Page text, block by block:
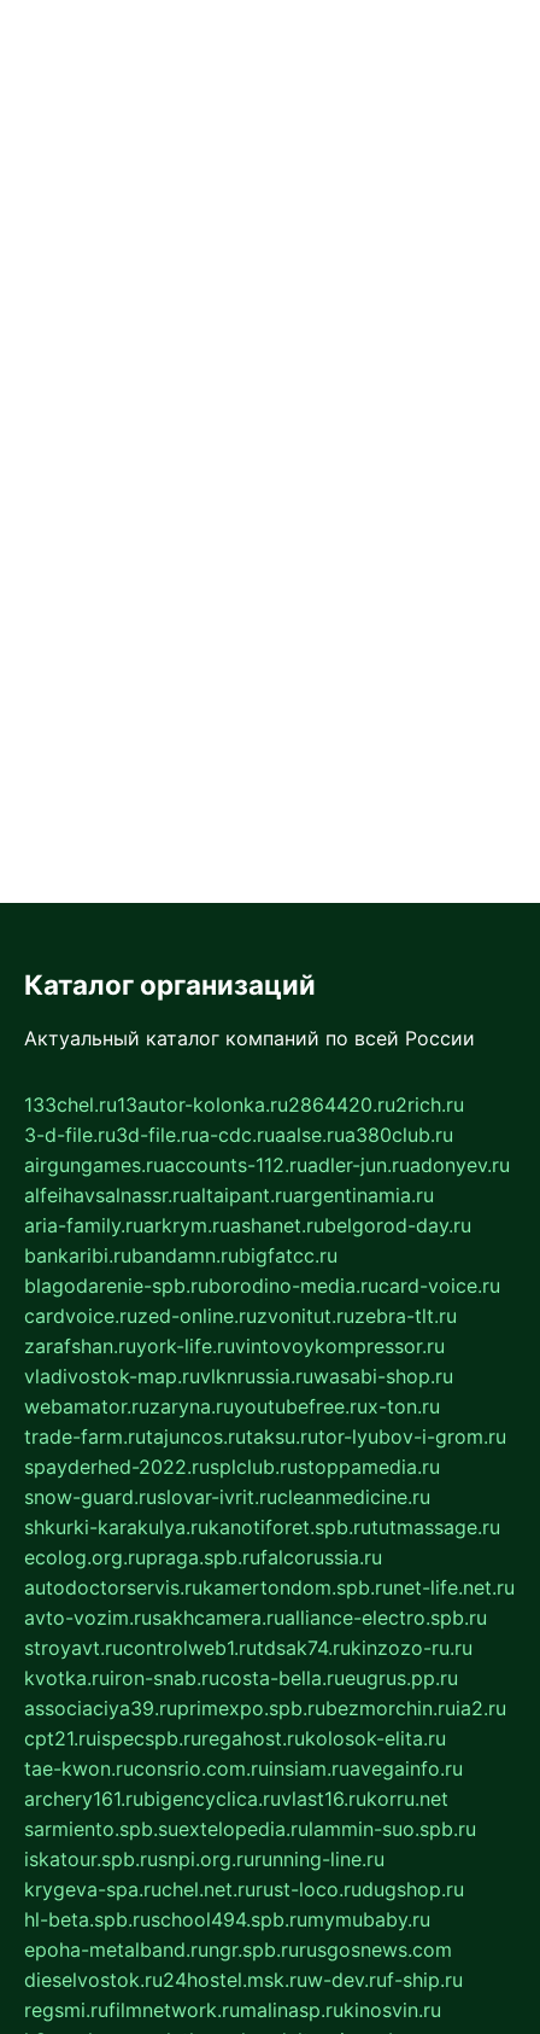
Каталог организаций
Актуальный каталог компаний по всей России
133chel.ru13autor-kolonka.ru2864420.ru2rich.ru
3-d-file.ru3d-file.rua-cdc.ruaalse.rua380club.ru
airgungames.ruaccounts-112.ruadler-jun.ruadonyev.ru
alfeihavsalnassr.rualtaipant.ruargentinamia.ru
aria-family.ruarkrym.ruashanet.rubelgorod-day.ru
bankaribi.rubandamn.rubigfatcc.ru
blagodarenie-spb.ruborodino-media.rucard-voice.ru
cardvoice.ruzed-online.ruzvonitut.ruzebra-tlt.ru
zarafshan.ruyork-life.ruvintovoykompressor.ru
vladivostok-map.ruvlknrussia.ruwasabi-shop.ru
webamator.ruzaryna.ruyoutubefree.rux-ton.ru
trade-farm.rutajuncos.rutaksu.rutor-lyubov-i-grom.ru
spayderhed-2022.rusplclub.rustoppamedia.ru
snow-guard.ruslovar-ivrit.rucleanmedicine.ru
shkurki-karakulya.rukanotiforet.spb.rututmassage.ru
ecolog.org.rupraga.spb.rufalcorussia.ru
autodoctorservis.rukamertondom.spb.runet-life.net.ru
avto-vozim.rusakhcamera.rualliance-electro.spb.ru
stroyavt.rucontrolweb1.rutdsak74.rukinzozo-ru.ru
kvotka.ruiron-snab.rucosta-bella.rueugrus.pp.ru
associaciya39.ruprimexpo.spb.rubezmorchin.ruia2.ru
cpt21.ruispecspb.ruregahost.rukolosok-elita.ru
tae-kwon.ruconsrio.com.ruinsiam.ruavegainfo.ru
archery161.rubigencyclica.ruvlast16.rukorru.net
sarmiento.spb.suextelopedia.rulammin-suo.spb.ru
iskatour.spb.rusnpi.org.rurunning-line.ru
krygeva-spa.ruchel.net.rurust-loco.rudugshop.ru
hl-beta.spb.ruschool494.spb.rumymubaby.ru
epoha-metalband.rungr.spb.rurusgosnews.com
dieselvostok.ru24hostel.msk.ruw-dev.ruf-ship.ru
regsmi.rufilmnetwork.rumalinasp.rukinosvin.ru